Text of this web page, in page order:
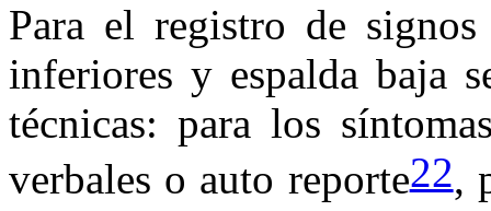
Para el registro de
inferiores y espalda baja
técnicas: para los
verbales o auto reporte22,